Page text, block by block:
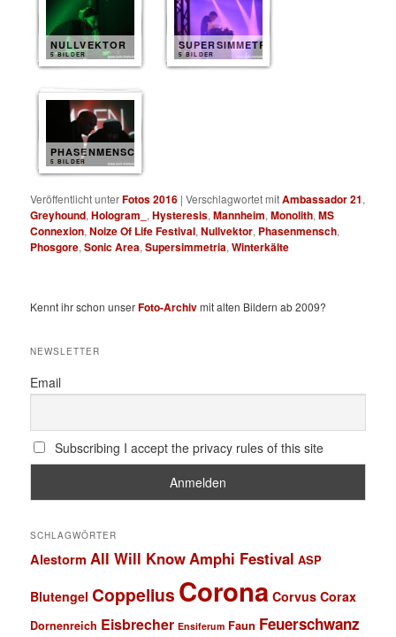
NULLVEKTOR
5 BILDER
SUPERSIMMETRIA
5 BILDER
PHASENMENSCH
5 BILDER
Veröffentlicht unterFotos 2016 |Verschlagwortet mitAmbassador 21,
Greyhound,Hologram_ ,Hysteresis,Mannheim,Monolith,MS
Connexion,Noize Of Life Festival,Nullvektor, Phasenmensch,
Phosgore,Sonic Area,Supersimmetria,Winterkälte
Kennt ihr schon unserFoto-Archivmit alten Bildern ab 2009?
NEWSLETTER
Email
Subscribing I accept the privacy rules of this site
SCHLAGWÖRTER
Alestorm All Will KnowAmphi Festival ASP
Blutengel Coppelius Corona Corvus Corax
Dornenreich Eisbrecher Ensiferum Faun Feuerschwanz